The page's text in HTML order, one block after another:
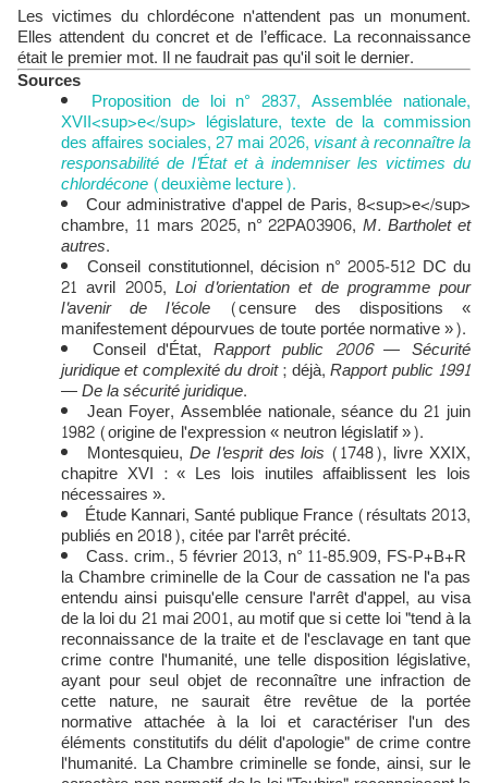
Les victimes du chlordécone n'attendent pas un monument.
Elles attendent du concret et de l’efficace. La reconnaissance
était le premier mot. Il ne faudrait pas qu'il soit le dernier.
Sources
Proposition de loi n° 2837, Assemblée nationale,
XVII<sup>e</sup> législature, texte de la commission
des affaires sociales, 27 mai 2026, visant à reconnaître la
responsabilité de l'État et à indemniser les victimes du
chlordécone(deuxième lecture).
Cour administrative d'appel de Paris, 8<sup>e</sup>
chambre, 11 mars 2025, n° 22PA03906,M. Bartholet et
autres.
Conseil constitutionnel, décision n° 2005-512 DC du
21 avril 2005, Loi d'orientation et de programme pour
l'avenir de l'école (censure des dispositions «
manifestement dépourvues de toute portée normative »).
Conseil d'État,Rapport public 2006 — Sécurité
juridique et complexité du droit; déjà,Rapport public 1991
— De la sécurité juridique.
Jean Foyer, Assemblée nationale, séance du 21 juin
1982 (origine de l'expression « neutron législatif »).
Montesquieu, De l'esprit des lois (1748), livre XXIX,
chapitre XVI : « Les lois inutiles affaiblissent les lois
nécessaires ».
Étude Kannari, Santé publique France (résultats 2013,
publiés en 2018), citée par l'arrêt précité.
Cass. crim., 5 février 2013, n° 11-85.909, FS-P+B+R
la Chambre criminelle de la Cour de cassation ne l'a pas
entendu ainsi puisqu'elle censure l'arrêt d'appel, au visa
de la loi du 21 mai 2001, au motif que si cette loi "tend à la
reconnaissance de la traite et de l'esclavage en tant que
crime contre l'humanité, une telle disposition législative,
ayant pour seul objet de reconnaître une infraction de
cette nature, ne saurait être revêtue de la portée
normative attachée à la loi et caractériser l'un des
éléments constitutifs du délit d'apologie" de crime contre
l'humanité. La Chambre criminelle se fonde, ainsi, sur le